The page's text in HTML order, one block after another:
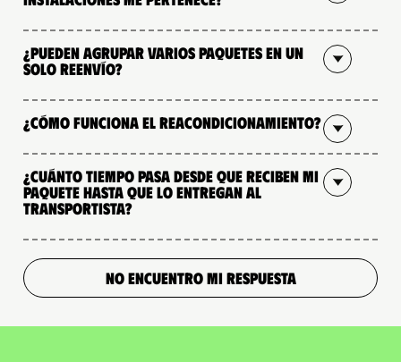
¿Pueden agrupar varios paquetes en un
solo reenvío?
¿Cómo funciona el reacondicionamiento?
¿Cuánto tiempo pasa desde que reciben mi
paquete hasta que lo entregan al
transportista?
NO ENCUENTRO MI RESPUESTA